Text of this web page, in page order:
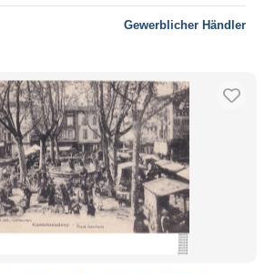
Übernehmen
Gewerblicher Händler